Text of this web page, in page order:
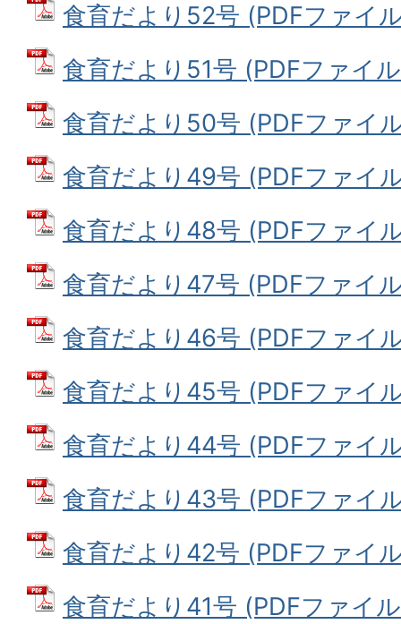
食育だより52号 (PDFファイ
食育だより51号 (PDFファイ
食育だより50号 (PDFファイ
食育だより49号 (PDFファイ
食育だより48号 (PDFファイ
食育だより47号 (PDFファイ
食育だより46号 (PDFファイ
食育だより45号 (PDFファイ
食育だより44号 (PDFファイ
食育だより43号 (PDFファイ
食育だより42号 (PDFファイ
食育だより41号 (PDFファイ